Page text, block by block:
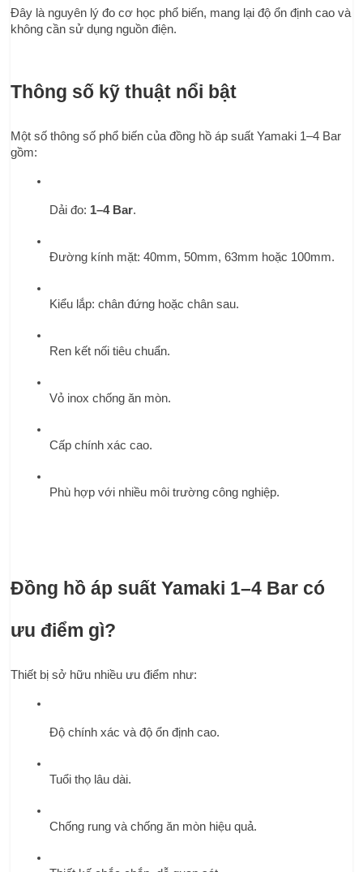
Đây là nguyên lý đo cơ học phổ biến, mang lại độ ổn định cao và
không cần sử dụng nguồn điện.
Thông số kỹ thuật nổi bật
Một số thông số phổ biến của đồng hồ áp suất Yamaki 1–4 Bar
gồm:
Dải đo: 1–4 Bar.
Đường kính mặt: 40mm, 50mm, 63mm hoặc 100mm.
Kiểu lắp: chân đứng hoặc chân sau.
Ren kết nối tiêu chuẩn.
Vỏ inox chống ăn mòn.
Cấp chính xác cao.
Phù hợp với nhiều môi trường công nghiệp.
Đồng hồ áp suất Yamaki 1–4 Bar có
ưu điểm gì?
Thiết bị sở hữu nhiều ưu điểm như:
Độ chính xác và độ ổn định cao.
Tuổi thọ lâu dài.
Chống rung và chống ăn mòn hiệu quả.